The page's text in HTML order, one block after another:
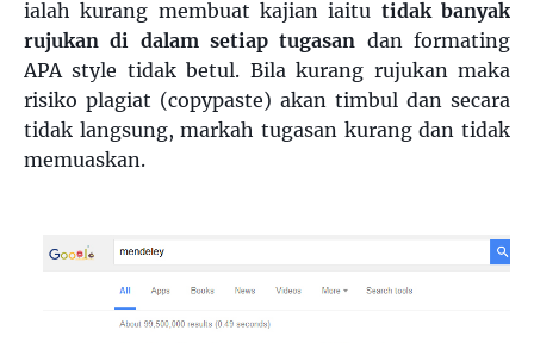
ialah kurang membuat kajian iaitu tidak banyak
rujukan di dalam setiap tugasan dan formating
APA style tidak betul. Bila kurang rujukan maka
risiko plagiat (copypaste) akan timbul dan secara
tidak langsung, markah tugasan kurang dan tidak
memuaskan.